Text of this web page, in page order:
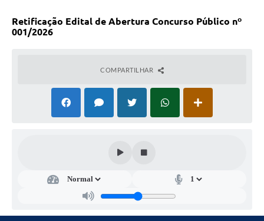
Lançadoria
Reforma Agrária
Coleta Seletiva
Retificação Edital de Abertura Concurso Público nº
001/2026
COMPARTILHAR